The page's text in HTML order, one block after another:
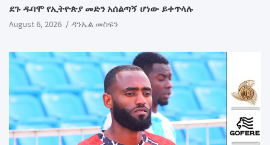
ደጉ ዱባሞ የኢትዮጵያ መድን አሰልጣኝ ሆነው ይቀጥላሉ
August 6, 2026 ዳንኤል መስፍን